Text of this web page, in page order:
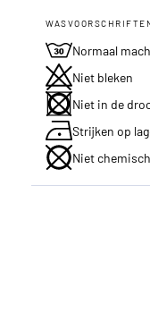
Normaal
Niet bleken
Niet in de
Strijken op
Niet